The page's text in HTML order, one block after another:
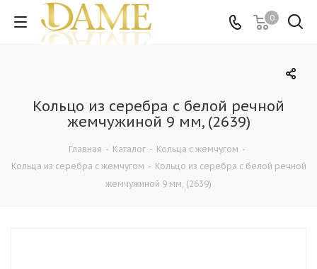
0
Кольцо из серебра с белой речной
жемчужиной 9 мм, (2639)
Главная - Каталог - Кольца c жемчугом -
Кольца из серебра c жемчугом - Кольцо из серебра с белой речной
жемчужиной 9 мм, (2639)